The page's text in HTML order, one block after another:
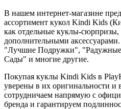
В нашем интернет-магазине
ассортимент кукол Kindi Kids
как отдельные куклы-сюрпризы,
дополнительными
"Лучшие Подружки",
Сады" и многие другие.
Покупая куклы Kindi Kids в
уверены в их оригинальности и
сотрудничаем напрямую с
бренда и гарантируем